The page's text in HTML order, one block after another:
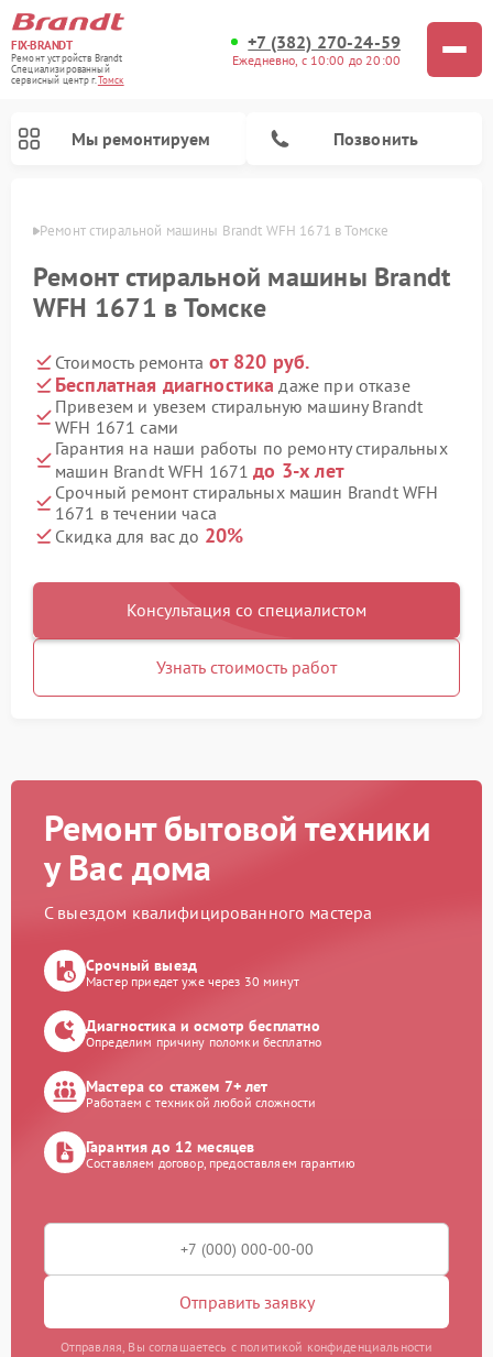
FIX-BRANDT
Ремонт устройств Brandt
Специализированный
cервисный центр г.Томск
+7 (382) 270-24-59
Ежедневно, с 10:00 до 20:00
Мы ремонтируем Позвонить
Ремонт стиральной машины Brandt WFH 1671 в Томске
Ремонт стиральной машины Brandt
WFH 1671 в Томске
Стоимость ремонта от 820 руб.
Бесплатная диагностика даже при отказе
Привезем и увезем стиральную машину Brandt
WFH 1671 сами
Гарантия на наши работы по ремонту стиральных
машин Brandt WFH 1671до 3-х лет
Срочный ремонт стиральных машин Brandt WFH
1671 в течении часа
Скидка для вас до 20%
Консультация со специалистом
Узнать стоимость работ
Ремонт бытовой техники
у Вас дома
С выездом квалифицированного мастера
Срочный выезд
Мастер приедет уже через 30 минут
Диагностика и осмотр бесплатно
Определим причину поломки бесплатно
Мастера со стажем 7+ лет
Работаем с техникой любой сложности
Гарантия до 12 месяцев
Составляем договор, предоставляем гарантию
Отправить заявку
Отправляя, Вы соглашаетесь с политикой конфиденциальности